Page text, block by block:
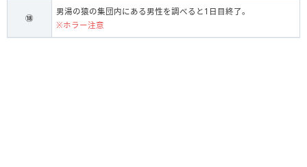
⑱
男湯の猿の集団内にある男性を調べると1日目終了。
※ホラー注意